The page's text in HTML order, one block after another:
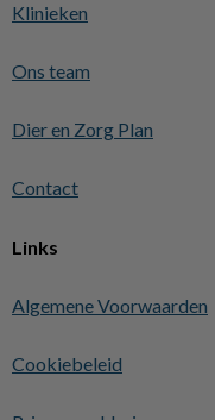
Klinieken
Ons team
Dier en Zorg Plan
Contact
Links
Algemene Voorwaarden
Cookiebeleid